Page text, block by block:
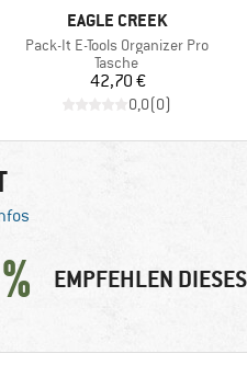
MARKE
EAGLE CREEK
Artikel
Pack-It E-Tools Organizer Pro
Produktgruppe
Tasche
Preis
42,70 €
0,0(0)
EMPFEHLEN